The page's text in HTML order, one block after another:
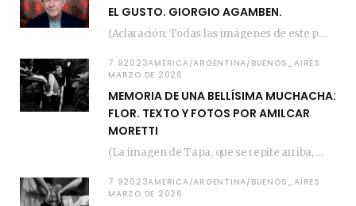
EL GUSTO. GIORGIO AGAMBEN.
(Aclaración: Todas las imágenes de este posteo fueron tomadas de Bloghemia.com, y todos los…
7 92023AMERICA/ARGENTINA/BUENOS_AIRES
MARZO DE 2026
MEMORIA DE UNA BELLÍSIMA MUCHACHA:
FLOR. TEXTO Y FOTOS POR AMILCAR
MORETTI
(La imagen de Tapa, que se repite arriba, fue compuesta por Amilcar Moretti el viernes…
7 92023AMERICA/ARGENTINA/BUENOS_AIRES
MARZO DE 2026